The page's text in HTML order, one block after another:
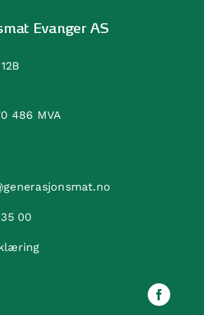
Evanger AS
486 MVA
00